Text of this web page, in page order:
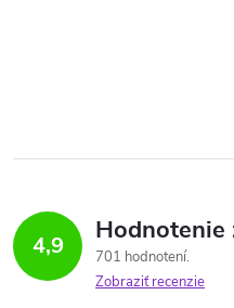
4,9 Hodnotenie
701 hodnotení
Zobraziť recenzie